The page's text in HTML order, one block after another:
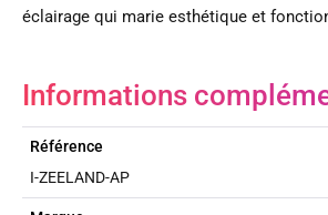
éclairage qui marie esthétique et
Informations
Référence
I-ZEELAND-AP